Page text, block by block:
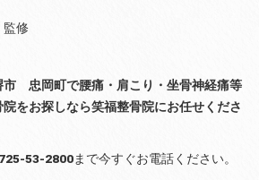
修
忠岡町で腰痛・肩こり・坐骨神経痛等
をお探しなら笑福整骨院にお任せくださ
53-2800まで今すぐお電話ください。